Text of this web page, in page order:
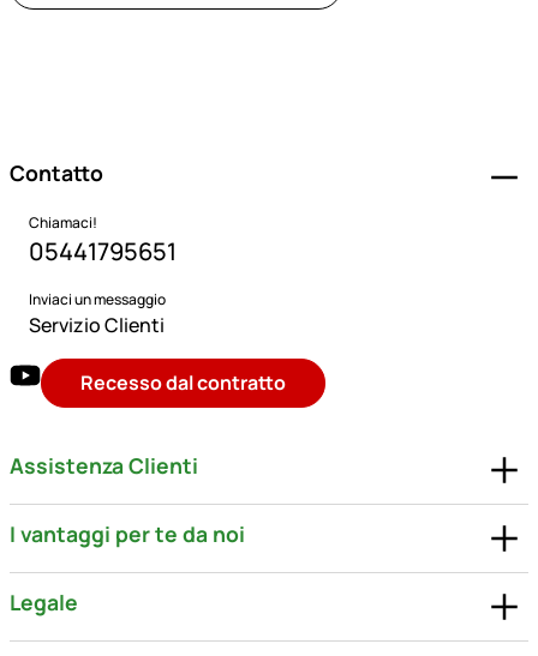
Contatto
Chiamaci!
05441795651
Inviaci un messaggio
Servizio Clienti
Recesso dal contratto
Assistenza Clienti
I vantaggi per te da noi
Legale